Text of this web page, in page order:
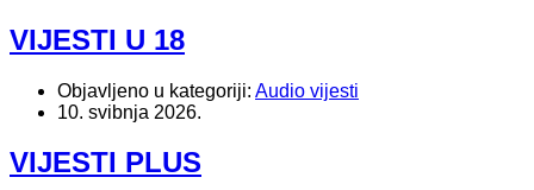
VIJESTI U 18
Objavljeno u kategoriji: Audio vijesti
10. svibnja 2026.
VIJESTI PLUS